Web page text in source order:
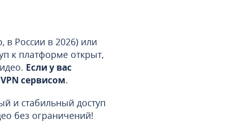
в России в 2026) или
к платформе открыт,
Если у вас
сервисом.
и стабильный доступ
без ограничений!